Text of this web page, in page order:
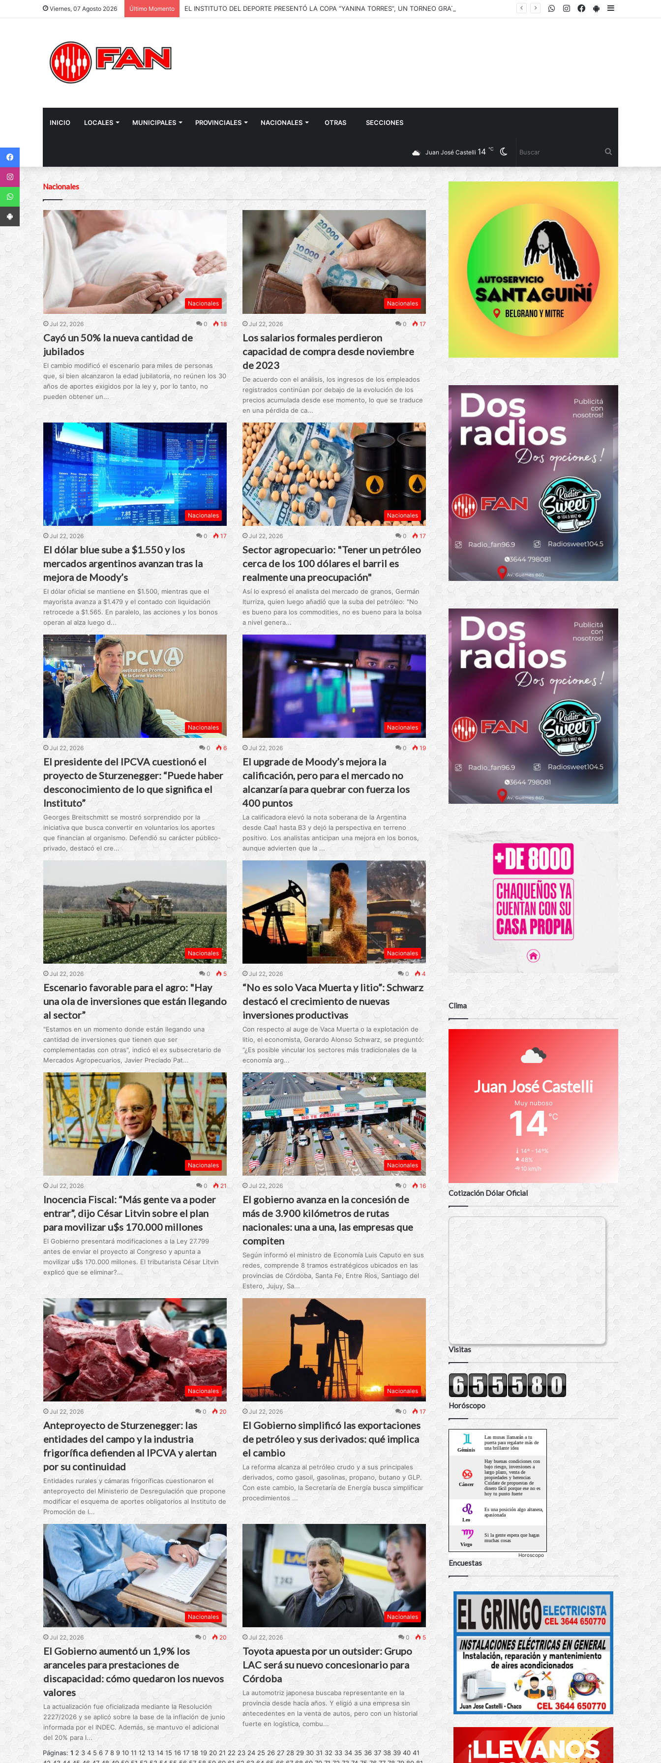
Viernes, 07 Agosto 2026 Último Momento PlayStore
Facebook
Instagram
WhatsApp
INICIO LOCALES MUNICIPALES PROVINCIALES NACIONALES OTRAS SECCIONES
Cambiar
modo
Juan José Castelli 14 ℃
Nacionales
Nacionales
Jul 22, 2026 0 18
Cayó un 50% la nueva cantidad de
jubilados
El cambio modificó el escenario para miles de personas
que, si bien alcanzaron la edad jubilatoria, no reúnen los 30
años de aportes exigidos por la ley y, por lo tanto, no
pueden obtener un...
Nacionales
Jul 22, 2026 0 17
Los salarios formales perdieron
capacidad de compra desde noviembre
de 2023
De acuerdo con el análisis, los ingresos de los empleados
registrados continúan por debajo de la evolución de los
precios acumulada desde ese momento, lo que se traduce
en una pérdida de ca...
Nacionales
Jul 22, 2026 0 17
El dólar blue sube a $1.550 y los
mercados argentinos avanzan tras la
mejora de Moody’s
El dólar oficial se mantiene en $1.500, mientras que el
mayorista avanza a $1.479 y el contado con liquidación
retrocede a $1.565. En paralelo, las acciones y los bonos
operan al alza luego d...
Nacionales
Jul 22, 2026 0 17
Sector agropecuario: "Tener un petróleo
cerca de los 100 dólares el barril es
realmente una preocupación"
Así lo expresó el analista del mercado de granos, Germán
Iturriza, quien luego añadió que la suba del petróleo: "No
es bueno para los commodities, no es bueno para la bolsa
a nivel genera...
Nacionales
Jul 22, 2026 0 6
El presidente del IPCVA cuestionó el
proyecto de Sturzenegger: “Puede haber
desconocimiento de lo que significa el
Instituto”
Georges Breitschmitt se mostró sorprendido por la
iniciativa que busca convertir en voluntarios los aportes
que financian al organismo. Defendió su carácter público-
privado, destacó el cre...
Nacionales
Jul 22, 2026 0 19
El upgrade de Moody’s mejora la
calificación, pero para el mercado no
alcanzaría para quebrar con fuerza los
400 puntos
La calificadora elevó la nota soberana de la Argentina
desde Caa1 hasta B3 y dejó la perspectiva en terreno
positivo. Los analistas anticipan una mejora en los bonos,
aunque advierten que la ...
Nacionales
Jul 22, 2026 0 5
Escenario favorable para el agro: "Hay
una ola de inversiones que están llegando
al sector”
"Estamos en un momento donde están llegando una
cantidad de inversiones que tienen que ser
complementadas con otras", indicó el ex subsecretario de
Mercados Agropecuarios, Javier Preciado Pat...
Nacionales
Jul 22, 2026 0 4
“No es solo Vaca Muerta y litio”: Schwarz
destacó el crecimiento de nuevas
inversiones productivas
Con respecto al auge de Vaca Muerta o la explotación de
litio, el economista, Gerardo Alonso Schwarz, se preguntó:
“¿Es posible vincular los sectores más tradicionales de la
economía arg...
Nacionales
Jul 22, 2026 0 21
Inocencia Fiscal: “Más gente va a poder
entrar”, dijo César Litvin sobre el plan
para movilizar u$s 170.000 millones
El Gobierno presentará modificaciones a la Ley 27.799
antes de enviar el proyecto al Congreso y apunta a
movilizar u$s 170.000 millones. El tributarista César Litvin
explicó que se eliminar?...
Nacionales
Jul 22, 2026 0 16
El gobierno avanza en la concesión de
más de 3.900 kilómetros de rutas
nacionales: una a una, las empresas que
compiten
Según informó el ministro de Economía Luis Caputo en sus
redes, comprende 8 tramos estratégicos ubicados en las
provincias de Córdoba, Santa Fe, Entre Ríos, Santiago del
Estero, Jujuy, Sa...
Nacionales
Jul 22, 2026 0 20
Anteproyecto de Sturzenegger: las
entidades del campo y la industria
frigorífica defienden al IPCVA y alertan
por su continuidad
Entidades rurales y cámaras frigoríficas cuestionaron el
anteproyecto del Ministerio de Desregulación que propone
modificar el esquema de aportes obligatorios al Instituto de
Promoción de l...
Nacionales
Jul 22, 2026 0 17
El Gobierno simplificó las exportaciones
de petróleo y sus derivados: qué implica
el cambio
La reforma alcanza al petróleo crudo y a sus principales
derivados, como gasoil, gasolinas, propano, butano y GLP.
Con este cambio, la Secretaría de Energía busca simplificar
procedimientos ...
Nacionales
Jul 22, 2026 0 20
El Gobierno aumentó un 1,9% los
aranceles para prestaciones de
discapacidad: cómo quedaron los nuevos
valores
La actualización fue oficializada mediante la Resolución
2227/2026 y se aplicó sobre la base de la inflación de junio
informada por el INDEC. Además, se mantuvo el adicional
del 20% para l...
Nacionales
Jul 22, 2026 0 5
Toyota apuesta por un outsider: Grupo
LAC será su nuevo concesionario para
Córdoba
La automotriz japonesa buscaba representante en la
provincia desde hacía años. Y eligió a una empresa sin
antecedentes en la venta de autos, pero con un historial
fuerte en logística, combu...
Páginas: 1 2 3 4 5 6 7 8 9 10 11 12 13 14 15 16 17 18 19 20 21 22 23 24 25 26 27 28 29 30 31 32 33 34 35 36 37 38 39 40 41
Clima
Juan José Castelli
Muy nuboso
14℃
14º - 14º%
48%
10 km/h
Cotización Dólar Oficial
Visitas
Horóscopo
Horoscopo
Encuestas
Instagram
WhatsApp
App Android